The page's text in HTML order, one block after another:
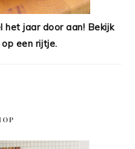
het jaar door aan! Bekijk
een rijtje.